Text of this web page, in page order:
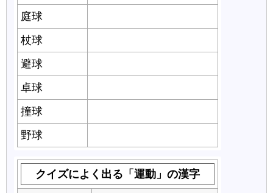
庭球
杖球
避球
卓球
撞球
野球
クイズによく出る「運動」の漢字